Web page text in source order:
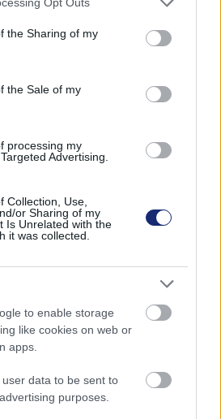
usage behaviour. You may click to
Google and its third-party tags to
specified purposes in below Google
the Sharing of my
the Sale of my
processing my
Advertising.
Collection, Use,
or Sharing of my
Is Unrelated with the
it was collected.
to enable storage
like cookies on web or
apps.
data to be sent to
purposes.
agresszív árképzési gyakorlatát
tartja. Jim Farley, a
nem tudják felvenni a versenyt a
években óriási
#elektromos autó
plus